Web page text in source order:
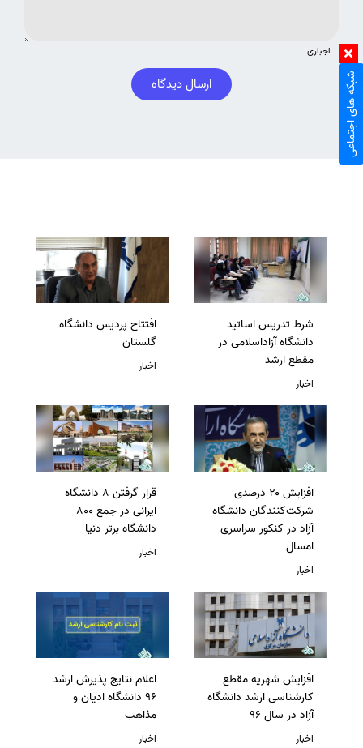
اجباری
ارسال دیدگاه
شرط تدریس اساتید
دانشگاه آزاداسلامی در
مقطع ارشد
اخبار
افتتاح پردیس دانشگاه
گلستان
اخبار
افزایش ۲۰ درصدی
شرکت‌کنندگان دانشگاه
آزاد در کنکور سراسری
امسال
اخبار
قرار گرفتن 8 دانشگاه
ایرانی در جمع 800
دانشگاه برتر دنیا
اخبار
افزایش شهریه مقطع
کارشناسی ارشد دانشگاه
آزاد در سال 96
اخبار
اعلام نتایج پذیرش ارشد
96 دانشگاه ادیان و
مذاهب
اخبار
شبکه های اجتماعی